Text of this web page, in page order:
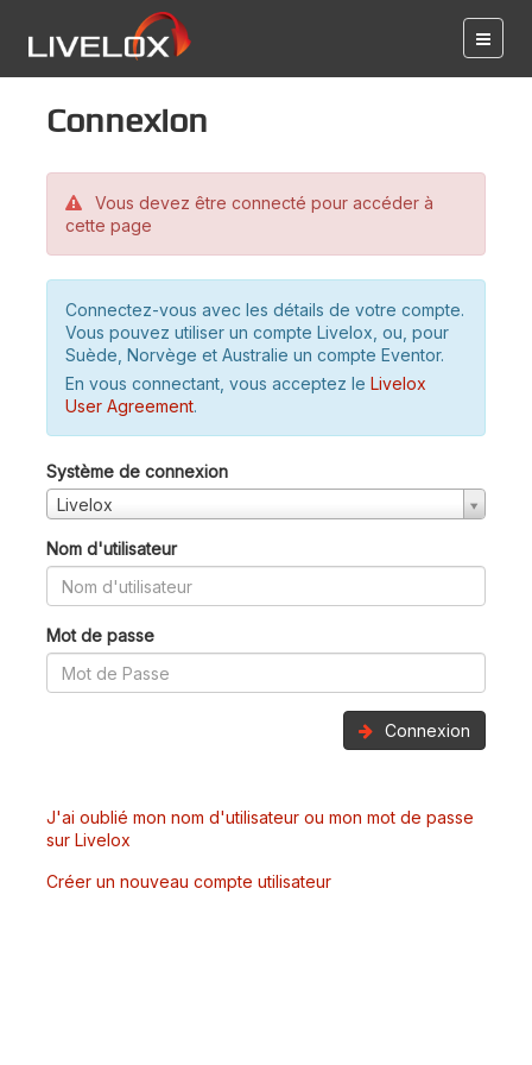
Connexion
Vous devez être connecté pour accéder à
cette page
Connectez-vous avec les détails de votre compte.
Vous pouvez utiliser un compte Livelox, ou, pour
Suède, Norvège et Australie un compte Eventor.
En vous connectant, vous acceptez le Livelox
User Agreement.
Système de connexion
Livelox
Nom d'utilisateur
Mot de passe
Connexion
J'ai oublié mon nom d'utilisateur ou mon mot de passe
sur Livelox
Créer un nouveau compte utilisateur